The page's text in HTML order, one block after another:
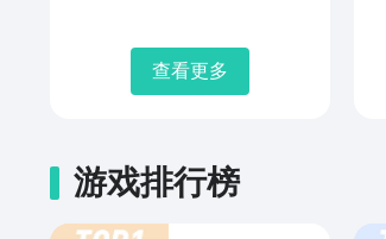
查看更多
游戏排行榜